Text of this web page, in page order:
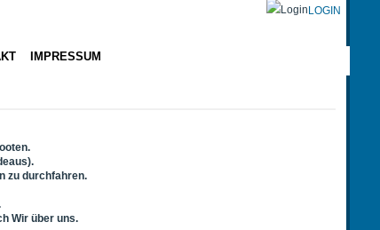
LOGIN
IMPRESSUM
zu durchfahren.
Wir über uns.